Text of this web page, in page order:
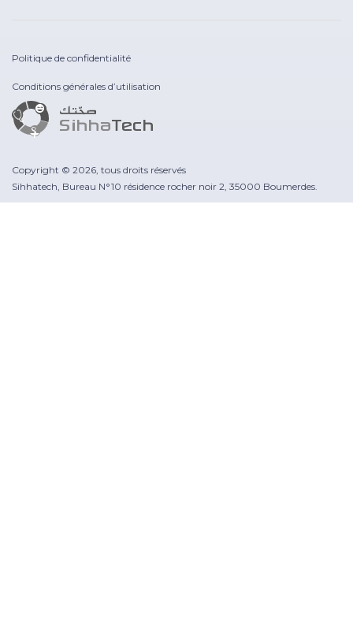
Politique de confidentialité
Conditions générales d’utilisation
Copyright © 2026, tous droits réservés
Sihhatech, Bureau N°10 résidence rocher noir 2, 35000 Boumerdes.